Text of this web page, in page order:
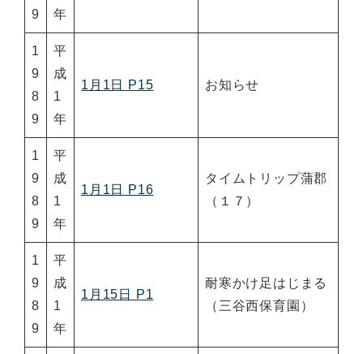
9
年
1
9
8
9
平
成
1
年
1月1日 P15 お知らせ
1
9
8
9
平
成
1
年
1月1日 P16
タイムトリップ蒲郡
（１７）
1
9
8
9
平
成
1
年
1月15日 P1
耐寒かけ足はじまる
（三谷西保育園）